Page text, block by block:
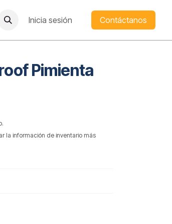
Inicia sesión Contáctanos
Pimienta
la información de inventario más